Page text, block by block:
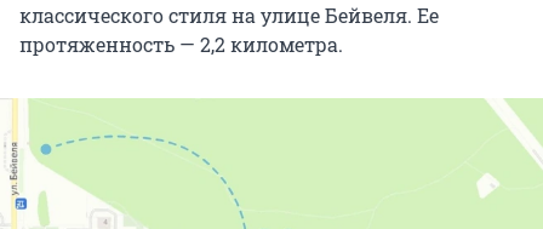
классического стиля на улице Бейвеля. Ее
протяженность — 2,2 километра.